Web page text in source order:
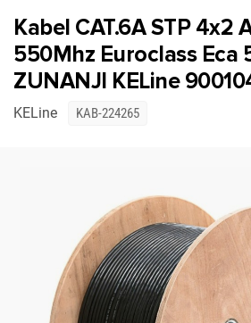
Kabel CAT.6A STP 4x2
550Mhz Euroclass Eca
ZUNANJI KELine
KELine KAB-224265